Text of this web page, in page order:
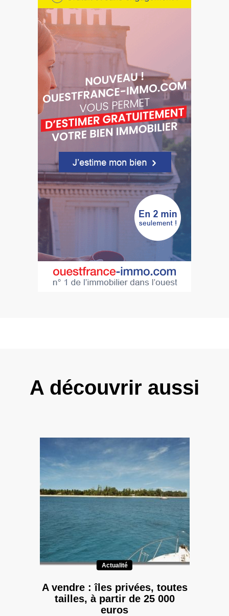
A découvrir aussi
Actualité
A vendre : îles privées, toutes
tailles, à partir de 25 000
euros